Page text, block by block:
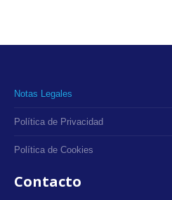
Notas Legales
Política de Privacidad
Política de Cookies
Contacto